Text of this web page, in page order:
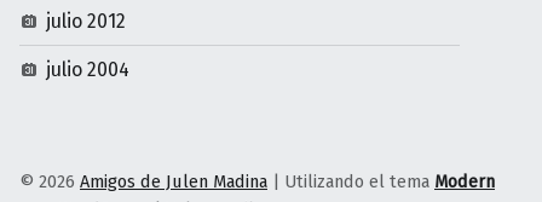
julio 2012
julio 2004
© 2026 Amigos de Julen Madina | Utilizando el tema Modern